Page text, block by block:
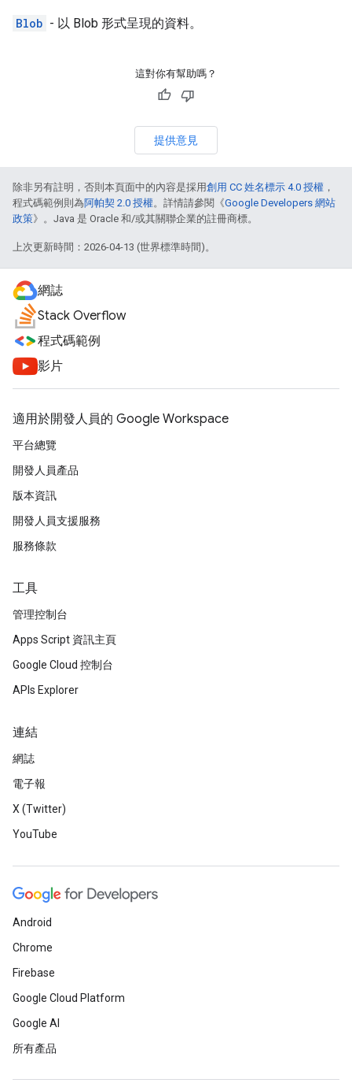
Blob - 以 Blob 形式呈現的資料。
這對你有幫助嗎？
提供意見
除非另有註明，否則本頁面中的內容是採用創用 CC 姓名標示 4.0 授權 ，
程式碼範例則為阿帕契 2.0 授權。詳情請參閱《Google Developers 網站
政策》。Java 是 Oracle 和/或其關聯企業的註冊商標。
上次更新時間：2026-04-13 (世界標準時間)。
網誌
Stack Overflow
程式碼範例
影片
適用於開發人員的 Google Workspace
平台總覽
開發人員產品
版本資訊
開發人員支援服務
服務條款
工具
管理控制台
Apps Script 資訊主頁
Google Cloud 控制台
APIs Explorer
連結
網誌
電子報
X (Twitter)
YouTube
Android
Chrome
Firebase
Google Cloud Platform
Google AI
所有產品